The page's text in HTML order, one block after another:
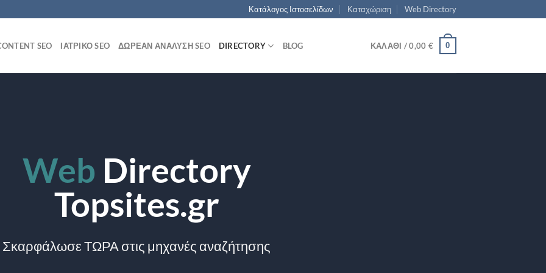
Κατάλογος Ιστοσελίδων Καταχώριση Web Directory
SEO ΙΑΤΡΙΚΌ SEO ΔΩΡΕΆΝ ΑΝΆΛΥΣΗ SEO DIRECTORY BLOG ΚΑΛΆΘΙ /0,00 € 0
Web Directory
Topsites.gr
Σκαρφάλωσε ΤΩΡΑ στις μηχανές αναζήτησης